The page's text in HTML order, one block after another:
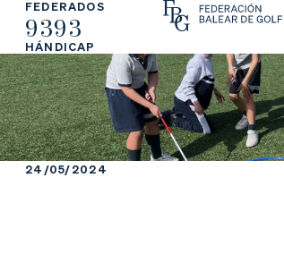
FEDERADOS
9393
HÁNDICAP
La
Fe
de
ra
Fe
de
ra
rs
Ju
ga
r
24/05/2024